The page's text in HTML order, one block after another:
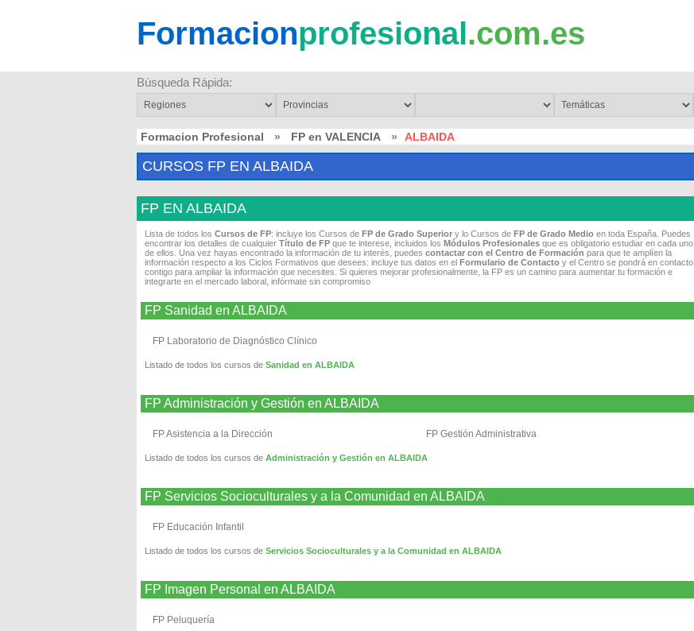
Formacionprofesional.com.es
Búsqueda Rápida:
Formacion Profesional » FP en VALENCIA » ALBAIDA
CURSOS FP EN ALBAIDA
FP EN ALBAIDA
Lista de todos los Cursos de FP: incluye los Cursos de FP de Grado Superior y lo Cursos de FP de Grado Medio en toda España. Puedes
encontrar los detalles de cualquier Título de FP que te interese, incluidos los Módulos Profesionales que es obligatorio estudiar en cada uno
de ellos. Una vez hayas encontrado la información de tu interés, puedes contactar con el Centro de Formación para que te amplíen la
información respecto a los Ciclos Formativos que desees: incluye tus datos en el Formulario de Contacto y el Centro se pondrá en contacto
contigo para ampliar la información que necesites. Si quieres mejorar profesionalmente, la FP es un camino para aumentar tu formación e
integrarte en el mercado laboral, infórmate sin compromiso
FP Sanidad en ALBAIDA
FP Laboratorio de Diagnóstico Clínico
Listado de todos los cursos de Sanidad en ALBAIDA
FP Administración y Gestión en ALBAIDA
FP Asistencia a la Dirección FP Gestión Administrativa
Listado de todos los cursos de Administración y Gestión en ALBAIDA
FP Servicios Socioculturales y a la Comunidad en ALBAIDA
FP Educación Infantil
Listado de todos los cursos de Servicios Socioculturales y a la Comunidad en ALBAIDA
FP Imagen Personal en ALBAIDA
FP Peluquería